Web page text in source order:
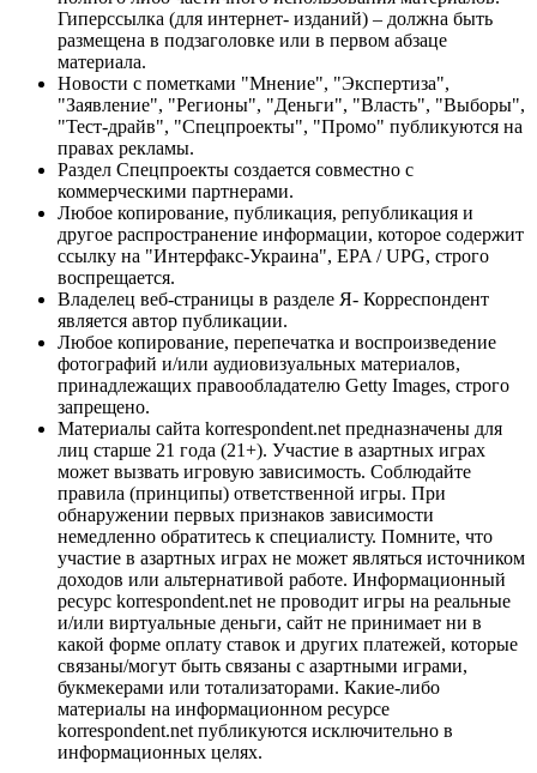
Гиперссылка (для интернет- изданий) – должна быть
размещена в подзаголовке или в первом абзаце
материала.
Новости с пометками "Мнение", "Экспертиза",
"Заявление", "Регионы", "Деньги", "Власть", "Выборы",
"Тест-драйв", "Спецпроекты", "Промо" публикуются на
правах рекламы.
Раздел Спецпроекты создается совместно с
коммерческими партнерами.
Любое копирование, публикация, републикация и
другое распространение информации, которое содержит
ссылку на "Интерфакс-Украина", EPA / UPG, строго
воспрещается.
Владелец веб-страницы в разделе Я- Корреспондент
является автор публикации.
Любое копирование, перепечатка и воспроизведение
фотографий и/или аудиовизуальных материалов,
принадлежащих правообладателю Getty Images, строго
запрещено.
Материалы сайта korrespondent.net предназначены для
лиц старше 21 года (21+). Участие в азартных играх
может вызвать игровую зависимость. Соблюдайте
правила (принципы) ответственной игры. При
обнаружении первых признаков зависимости
немедленно обратитесь к специалисту. Помните, что
участие в азартных играх не может являться источником
доходов или альтернативой работе. Информационный
ресурс korrespondent.net не проводит игры на реальные
и/или виртуальные деньги, сайт не принимает ни в
какой форме оплату ставок и других платежей, которые
связаны/могут быть связаны с азартными играми,
букмекерами или тотализаторами. Какие-либо
материалы на информационном ресурсе
korrespondent.net публикуются исключительно в
информационных целях.